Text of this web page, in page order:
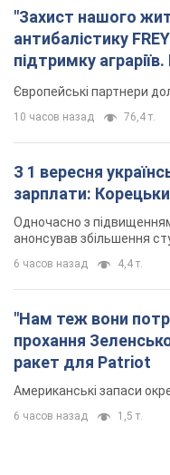
"Захист нашого
антибалістику
підтримку аграріїв.
Європейські партнери
10 часов назад 76,4 т.
З 1 вересня
зарплати:
Одночасно з
анонсував збільшення
6 часов назад 4,4 т.
"Нам теж вони
прохання
ракет для Patriot
Американські запаси
6 часов назад 1,5 т.